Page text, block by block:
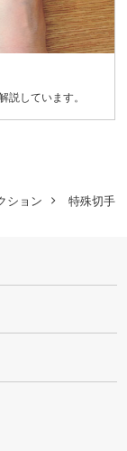
ション
特殊切手
しています。